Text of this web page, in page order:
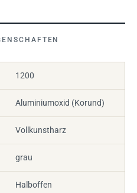
1200
Aluminiumoxid (Korund)
Vollkunstharz
grau
Halboffen